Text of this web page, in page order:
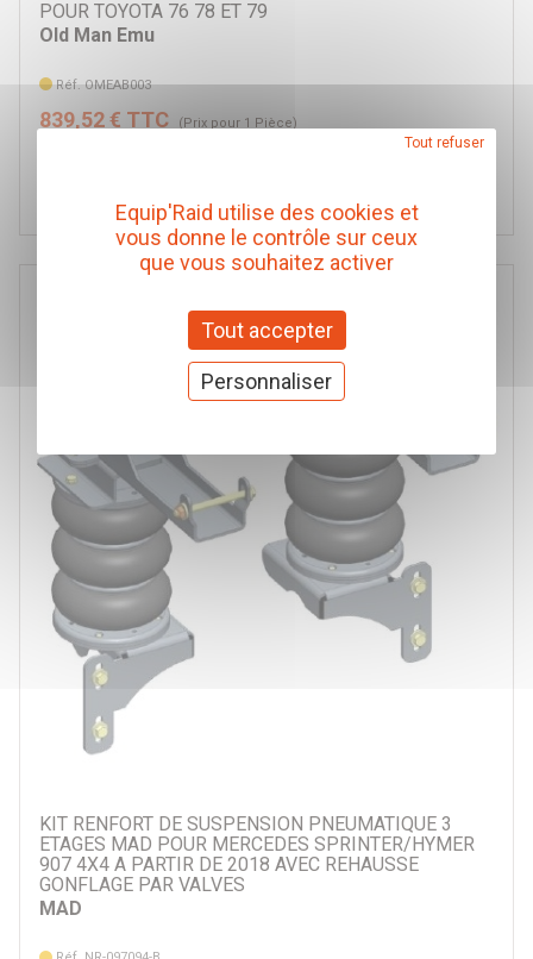
POUR TOYOTA 76 78 ET 79
Old Man Emu
Réf. OMEAB003
839,52 € TTC (Prix pour 1 Pièce)
KIT RENFORT DE SUSPENSION PNEUMATIQUE 3
ETAGES MAD POUR MERCEDES SPRINTER/HYMER
907 4X4 A PARTIR DE 2018 AVEC REHAUSSE
GONFLAGE PAR VALVES
MAD
Equip'Raid utilise des cookies et
vous donne le contrôle sur ceux
que vous souhaitez activer
Tout accepter
Tout refuser
Personnaliser